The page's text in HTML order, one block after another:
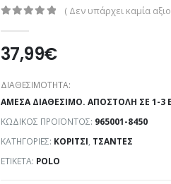
( Δεν υπάρχει καμία
37,99€
ΔΙΑΘΕΣΙΜΌΤΗΤΑ:
ΆΜΕΣΑ ΔΙΑΘΈΣΙΜΟ. ΑΠΟΣΤΟΛΉ ΣΕ 1-3
ΚΩΔΙΚΌΣ ΠΡΟΪΌΝΤΟΣ: 965001-8450
ΚΑΤΗΓΟΡΊΕΣ: ΚΟΡΊΤΣΙ, ΤΣΆΝΤΕΣ
ΕΤΙΚΈΤΑ: POLO